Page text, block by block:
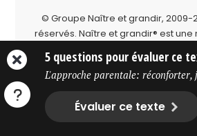
5 questions pour évaluer ce
L'approche parentale: réconforter,
Évaluer ce texte
© Groupe Naître et grandir, 2009-
réservés. Naître et grandir® est